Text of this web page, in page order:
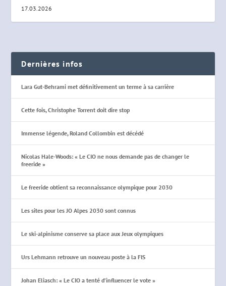
17.03.2026
Dernières infos
Lara Gut-Behrami met définitivement un terme à sa carrière
Cette fois, Christophe Torrent doit dire stop
Immense légende, Roland Collombin est décédé
Nicolas Hale-Woods: « Le CIO ne nous demande pas de changer le
freeride »
Le freeride obtient sa reconnaissance olympique pour 2030
Les sites pour les JO Alpes 2030 sont connus
Le ski-alpinisme conserve sa place aux Jeux olympiques
Urs Lehmann retrouve un nouveau poste à la FIS
Johan Eliasch: « Le CIO a tenté d’influencer le vote »